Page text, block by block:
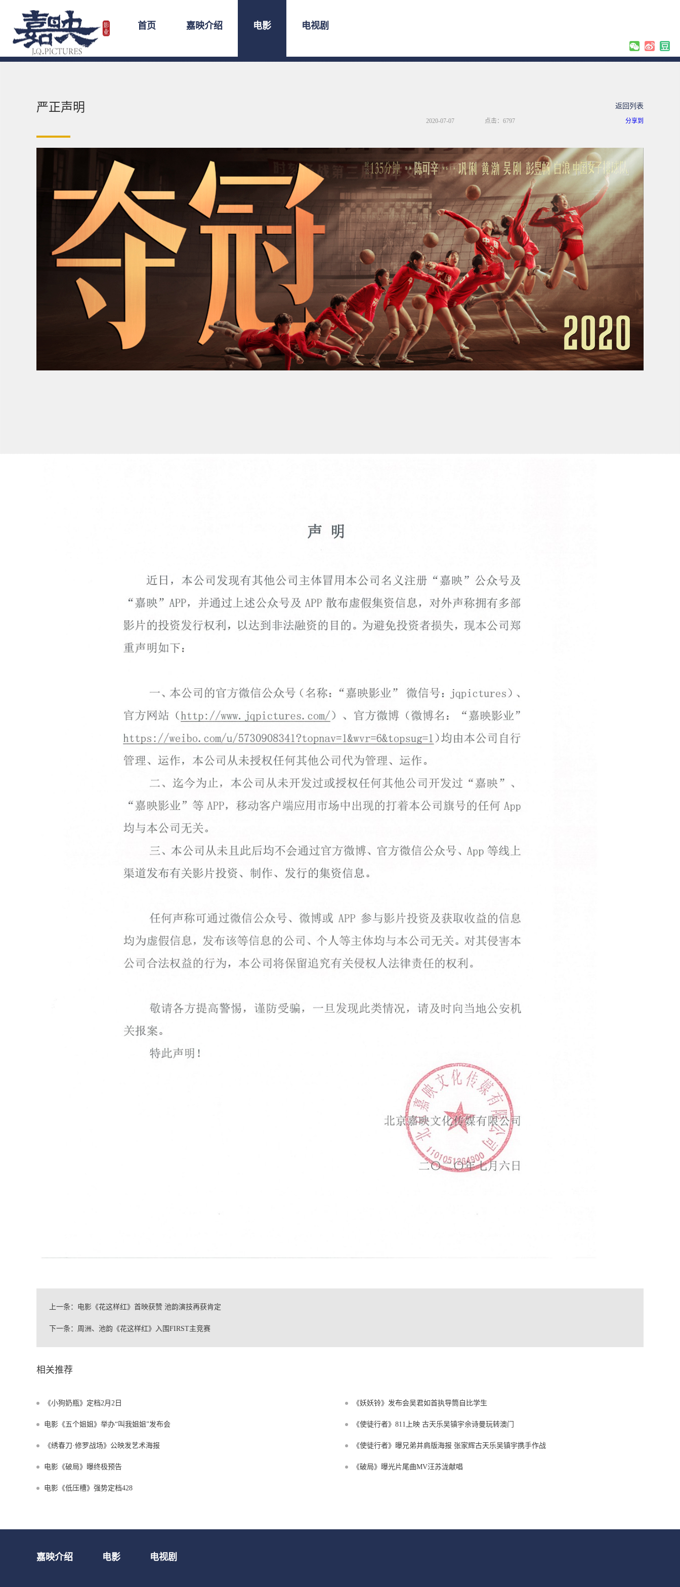
首页 嘉映介绍 电影 电视剧
严正声明 返回列表
2020-07-07 点击：6797 分享到
上一条： 电影《花这样红》首映获赞 池韵演技再获肯定
下一条： 周洲、池韵《花这样红》入围FIRST主竞赛
相关推荐
《小狗奶瓶》定档2月2日 《妖妖铃》发布会吴君如首执导筒自比学生
电影《五个姐姐》举办“叫我姐姐”发布会 《使徒行者》811上映 古天乐吴镇宇佘诗曼玩转澳门
《绣春刀·修罗战场》公映发艺术海报 《使徒行者》曝兄弟并肩版海报 张家辉古天乐吴镇宇携手作战
电影《破局》曝终极预告 《破局》曝光片尾曲MV汪苏泷献唱
电影《低压槽》强势定档428
嘉映介绍 电影 电视剧